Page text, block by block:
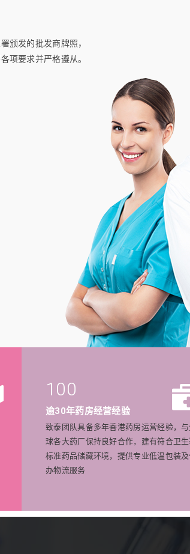
颁发的批发商牌照，
项要求并严格遵从。
100
逾30年药房经营经验
致泰团队具备多年香港药房运营经验，
球各大药厂保持良好合作，建有符合卫
标准药品储藏环境，提供专业低温包装
办物流服务